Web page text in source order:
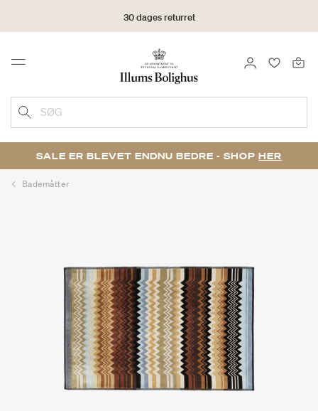
30 dages returret
Menu LOG IND
SØG
SALE ER BLEVET ENDNU BEDRE - SHOP HER
Bademåtter